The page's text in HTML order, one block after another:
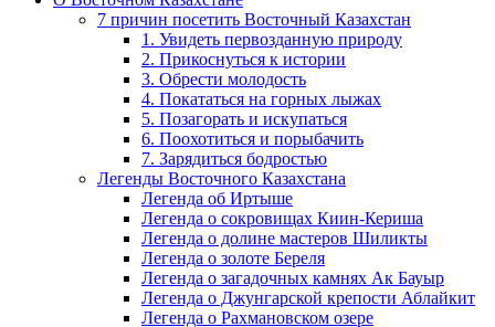
7 причин посетить Восточный Казахстан
1. Увидеть первозданную природу
2. Прикоснуться к истории
3. Обрести молодость
4. Покататься на горных лыжах
5. Позагорать и искупаться
6. Поохотиться и порыбачить
7. Зарядиться бодростью
Легенды Восточного Казахстана
Легенда об Иртыше
Легенда о сокровищах Киин-Кериша
Легенда о долине мастеров Шиликты
Легенда о золоте Береля
Легенда о загадочных камнях Ак Бауыр
Легенда о Джунгарской крепости Аблайкит
Легенда о Рахмановском озере